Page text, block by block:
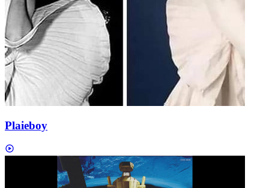
Plaieboy